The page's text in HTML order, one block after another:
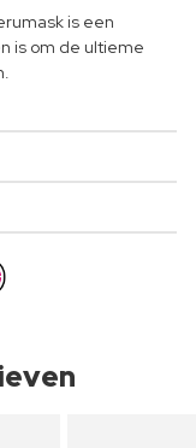
is een
is om de ultieme